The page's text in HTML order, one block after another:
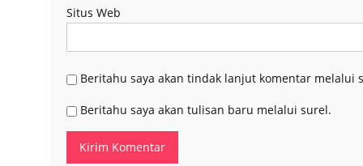
Situs Web
Beritahu saya akan tindak lanjut komentar melalui
Beritahu saya akan tulisan baru melalui surel.